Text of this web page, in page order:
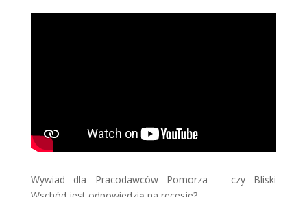
Wywiad dla Pracodawców Pomorza – czy Bliski